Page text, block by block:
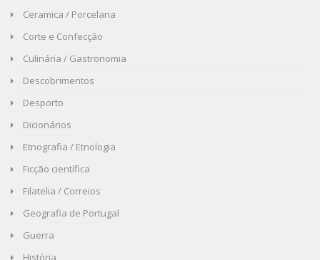
Ceramica / Porcelana
Corte e Confecção
Culinária / Gastronomia
Descobrimentos
Desporto
Dicionários
Etnografia / Etnologia
Ficção científica
Filatelia / Correios
Geografia de Portugal
Guerra
História